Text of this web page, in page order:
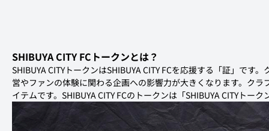
SHIBUYA CITY FCトークンとは？
SHIBUYA CITYトークンはSHIBUYA CITY FCを応援する「証」です
営やファンの体験に関わる企画への影響力が大きくなります。ク
イテムです。SHIBUYA CITY FCのトークンは「SHIBUYA CITYトー